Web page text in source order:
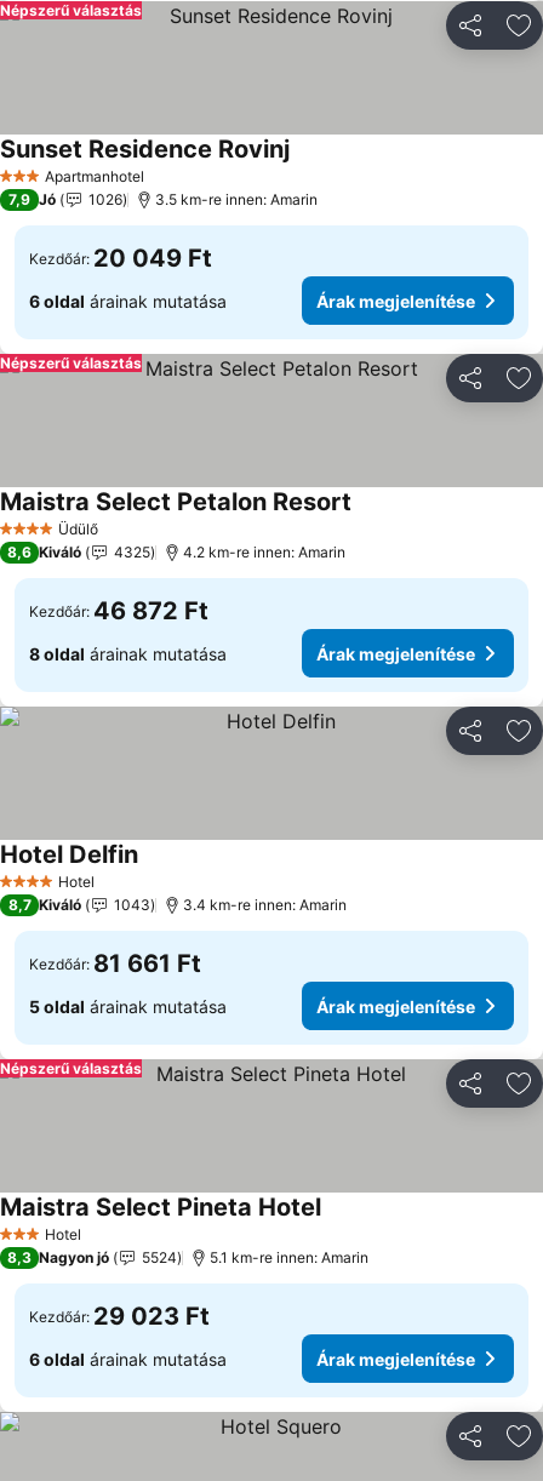
Népszerű választás
3 KategóriaApartmanhotel
Sunset Residence RovinjÁrak megjelenítése
7,9 Jó 1026 3.5 km-re innen: Amarin
Kezdőár: 20 049 Ft
6 oldal árainak mutatása Árak megjelenítése
Népszerű választás
4 KategóriaÜdülő
Maistra Select Petalon Resort
8,6 Kiváló 4325 4.2 km-re innen: Amarin
Kezdőár: 46 872 Ft
8 oldal árainak mutatása Árak megjelenítése
4 KategóriaHotel
Hotel DelfinÁrak megjelenítése
8,7 Kiváló 1043 3.4 km-re innen: Amarin
Kezdőár: 81 661 Ft
5 oldal árainak mutatása Árak megjelenítése
Népszerű választás
3 Kategória
Hotel
Maistra Select Pineta HotelÁrak megjelenítése
8,3 Nagyon jó 5524 5.1 km-re innen: Amarin
Kezdőár: 29 023 Ft
6 oldal árainak mutatása Árak megjelenítése